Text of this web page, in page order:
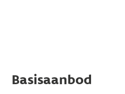
Basisaanbod